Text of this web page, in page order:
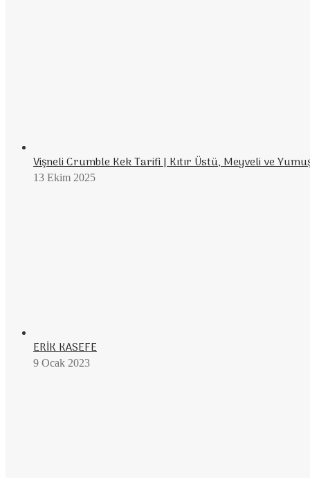
Vişneli Crumble Kek Tarifi | Kıtır Üstü, Meyveli ve
13 Ekim 2025
ERİK KASEFE
9 Ocak 2023